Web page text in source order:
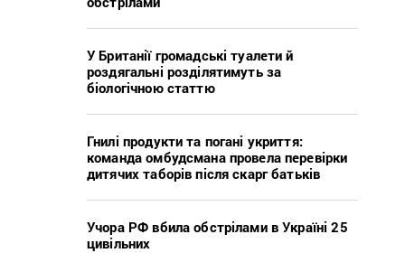
У Британії громадські туалети й
роздягальні розділятимуть за
біологічною статтю
Гнилі продукти та погані укриття:
команда омбудсмана провела перевірки
дитячих таборів після скарг батьків
Учора РФ вбила обстрілами в Україні 25
цивільних